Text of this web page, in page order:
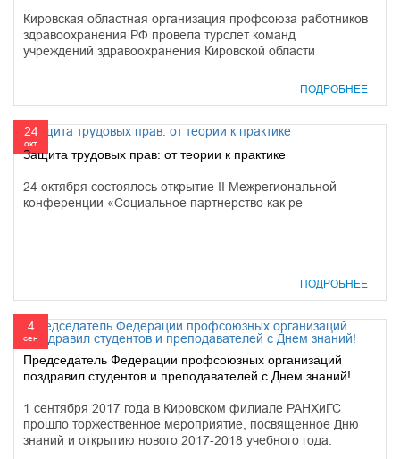
Кировская областная организация профсоюза работников
здравоохранения РФ провела турслет команд
учреждений здравоохранения Кировской области
ПОДРОБНЕЕ
24
окт
Защита трудовых прав: от теории к практике
24 октября состоялось открытие II Межрегиональной
конференции «Социальное партнерство как ре
ПОДРОБНЕЕ
4
сен
Председатель Федерации профсоюзных организаций
поздравил студентов и преподавателей с Днем знаний!
1 сентября 2017 года в Кировском филиале РАНХиГС
прошло торжественное мероприятие, посвященное Дню
знаний и открытию нового 2017-2018 учебного года.